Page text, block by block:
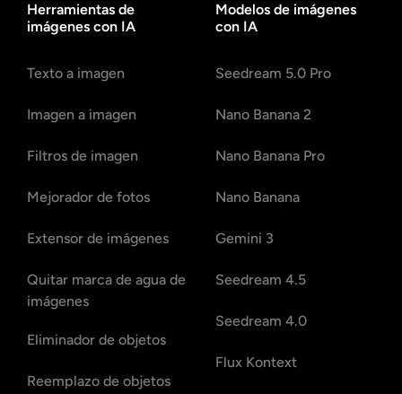
Herramientas de
imágenes con IA
Texto a imagen
Imagen a imagen
Filtros de imagen
Mejorador de fotos
Extensor de imágenes
Quitar marca de agua de
imágenes
Eliminador de objetos
Reemplazo de objetos
Modelos de imágenes
con IA
Seedream 5.0 Pro
Nano Banana 2
Nano Banana Pro
Nano Banana
Gemini 3
Seedream 4.5
Seedream 4.0
Flux Kontext